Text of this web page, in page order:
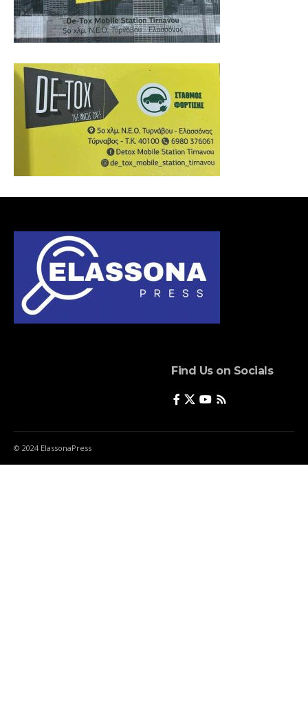
Find Us on Socials
© 2024 ElassonaPress